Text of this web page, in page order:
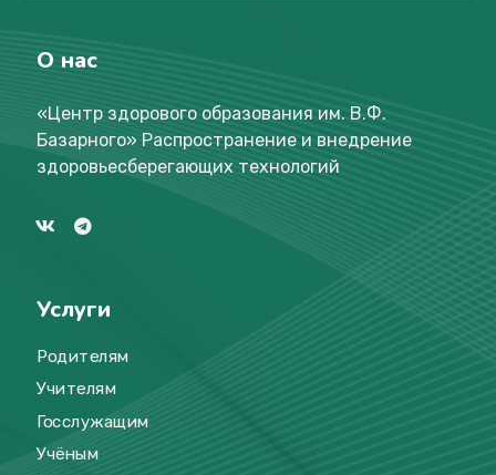
О нас
«Центр здорового образования им. В.Ф.
Базарного» Распространение и внедрение
здоровьесберегающих технологий
Услуги
Родителям
Учителям
Госслужащим
Учёным